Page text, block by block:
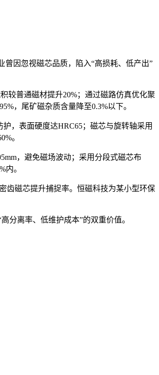
曾因忽视磁芯品质，陷入“高损耗、低产出”
较普通磁材提升20%；通过磁路仿真优化聚
95%，尾矿磁杂质含量降至0.3%以下。
护，表面硬度达HRC65；磁芯与旋转轴采用
。
，避免磁场波动；采用分段式磁芯布
内。
齿磁芯提升捕捉率。恒磁科技为某小型环保
高分离率、低维护成本”的双重价值。